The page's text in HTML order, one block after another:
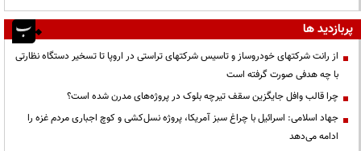
پربازدید ها
از رانت‌ شرکتهای خودروساز و تاسیس شرکتهای تراستی در اروپا تا تسخیر دستگاه نظارتی
با چه هدفی صورت گرفته است
چرا قالب وافل جایگزین سقف تیرچه بلوک در پروژه‌های مدرن شده است؟
جهاد اسلامی: اسرائیل با چراغ سبز آمریکا، پروژه نسل‌کشی و کوچ اجباری مردم غزه را
ادامه می‌دهد